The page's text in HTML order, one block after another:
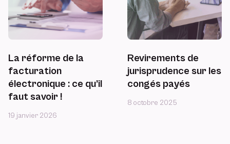
La réforme de la
facturation
électronique : ce qu’il
faut savoir !
19 janvier 2026
Revirements de
jurisprudence sur les
congés payés
8 octobre 2025